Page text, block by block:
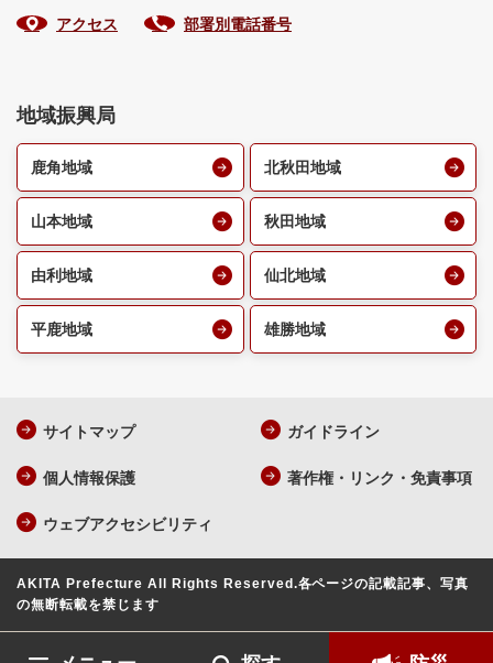
アクセス 部署別電話番号
地域振興局
鹿角地域 北秋田地域
山本地域 秋田地域
由利地域 仙北地域
平鹿地域 雄勝地域
サイトマップ ガイドライン
個人情報保護 著作権・リンク・免責事項
ウェブアクセシビリティ
AKITA Prefecture All Rights Reserved.各ページの記載記事、写真
の無断転載を禁じます